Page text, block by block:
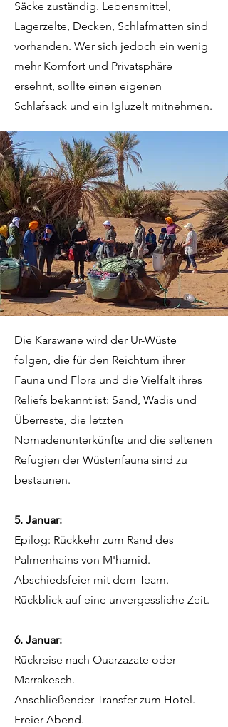
Säcke zuständig. Lebensmittel,
Lagerzelte, Decken, Schlafmatten sind
vorhanden. Wer sich jedoch ein wenig
mehr Komfort und Privatsphäre
ersehnt, sollte einen eigenen
Schlafsack und ein Igluzelt mitnehmen.
Die Karawane wird der Ur-Wüste
folgen, die für den Reichtum ihrer
Fauna und Flora und die Vielfalt ihres
Reliefs bekannt ist: Sand, Wadis und
Überreste, die letzten
Nomadenunterkünfte und die seltenen
Refugien der Wüstenfauna sind zu
bestaunen.
5. Januar:
Epilog: Rückkehr zum Rand des
Palmenhains von M'hamid.
Abschiedsfeier mit dem Team.
Rückblick auf eine unvergessliche Zeit.
6. Januar:
Rückreise nach Ouarzazate oder
Marrakesch.
Anschließender Transfer zum Hotel.
Freier Abend.